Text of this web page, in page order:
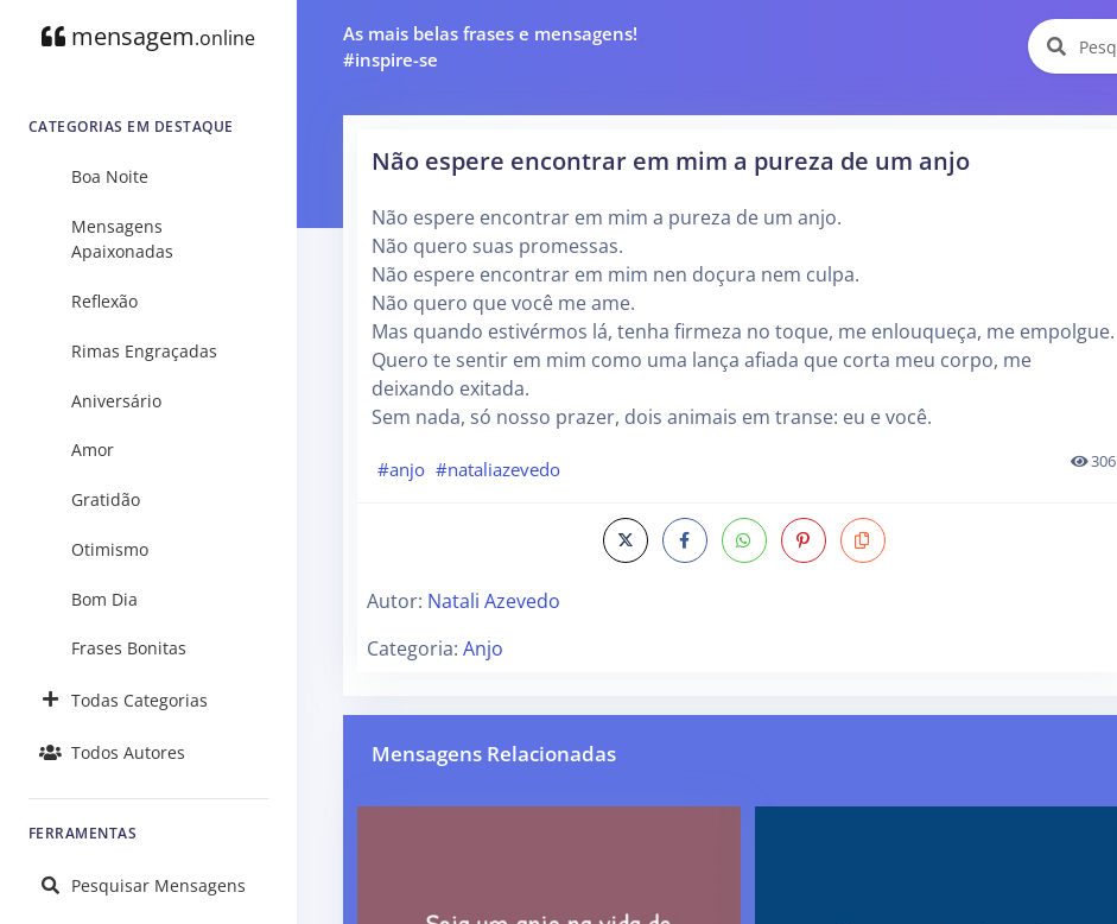
mensagem.online
CATEGORIAS EM DESTAQUE
Boa Noite
Mensagens
Apaixonadas
Reflexão
Rimas Engraçadas
Aniversário
Amor
Gratidão
Otimismo
Bom Dia
Frases Bonitas
Todas Categorias
Todos Autores
FERRAMENTAS
Pesquisar Mensagens
As mais belas frases e mensagens!
#inspire-se
Não espere encontrar em mim a pureza de um anjo
Não espere encontrar em mim a pureza de um anjo.
Não quero suas promessas.
Não espere encontrar em mim nen doçura nem culpa.
Não quero que você me ame.
Mas quando estivérmos lá, tenha firmeza no toque, me enlouqueça, me empolgue.
Quero te sentir em mim como uma lança afiada que corta meu corpo, me
deixando exitada.
Sem nada, só nosso prazer, dois animais em transe: eu e você.
#anjo #nataliazevedo 306
Autor: Natali Azevedo
Categoria: Anjo
Mensagens Relacionadas